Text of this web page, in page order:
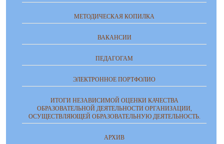
МЕТОДИЧЕСКАЯ КОПИЛКА
ВАКАНСИИ
ПЕДАГОГАМ
ЭЛЕКТРОННОЕ ПОРТФОЛИО
ИТОГИ НЕЗАВИСИМОЙ ОЦЕНКИ КАЧЕСТВА
ОБРАЗОВАТЕЛЬНОЙ ДЕЯТЕЛЬНОСТИ ОРГАНИЗАЦИИ,
ОСУЩЕСТВЛЯЮЩЕЙ ОБРАЗОВАТЕЛЬНУЮ ДЕЯТЕЛЬНОСТЬ.
АРХИВ